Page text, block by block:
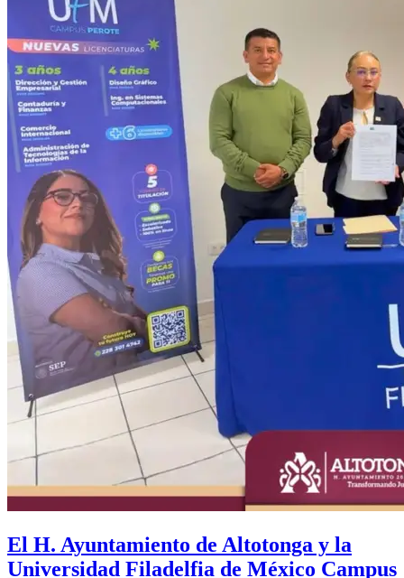
El H. Ayuntamiento de Altotonga y la
Universidad Filadelfia de México Campus